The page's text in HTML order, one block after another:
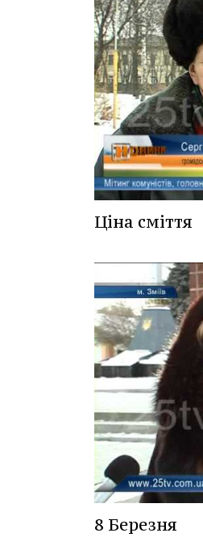
Ціна сміття
8 Березня